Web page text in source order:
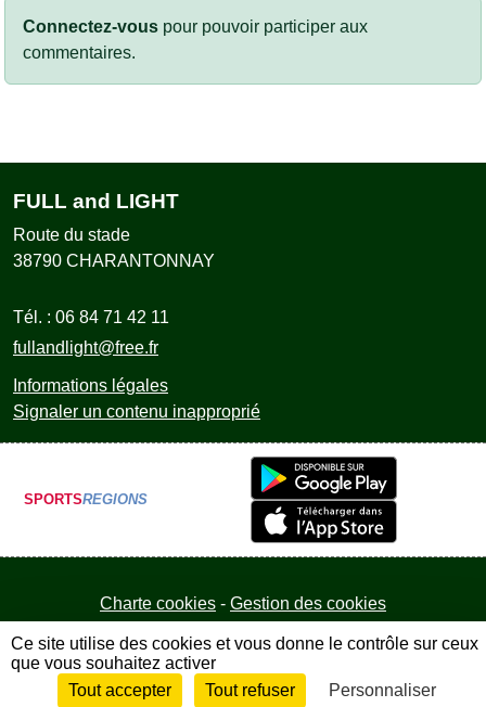
Connectez-vous pour pouvoir participer aux
commentaires.
FULL and LIGHT
Route du stade
38790 CHARANTONNAY
Tél. : 06 84 71 42 11
fullandlight@free.fr
Informations légales
Signaler un contenu inapproprié
SPORTSREGIONS
Charte cookies Gestion des cookies
Envie de participer ? Connexion
Ce site utilise des cookies et vous donne le contrôle sur ceux
que vous souhaitez activer
Tout accepter
Tout refuser Personnaliser